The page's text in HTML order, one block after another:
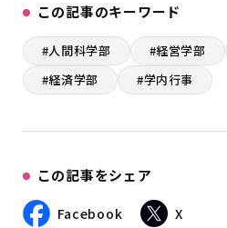
この記事のキーワード
#人間科学部 #経営学部
#経済学部
#学内行事
この記事をシェア
Facebook X